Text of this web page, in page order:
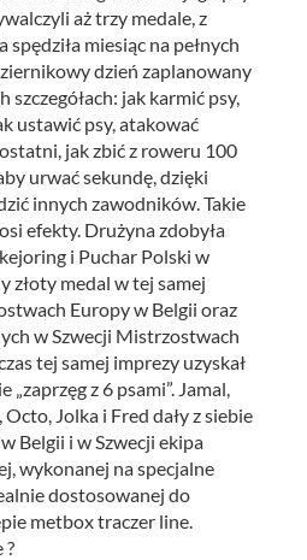
aż trzy medale, z
spędziła miesiąc na pełnych
dzień zaplanowany
szczegółach: jak karmić psy,
ustawić psy, atakować
jak zbić z roweru 100
urwać sekundę, dzięki
innych zawodników. Takie
efekty. Drużyna zdobyła
i Puchar Polski w
złoty medal w tej samej
Europy w Belgii oraz
w Szwecji Mistrzostwach
tej samej imprezy uzyskał
z 6 psami”. Jamal,
Jolka i Fred dały z siebie
Belgii i w Szwecji ekipa
wykonanej na specjalne
dostosowanej do
metbox traczer line.
?